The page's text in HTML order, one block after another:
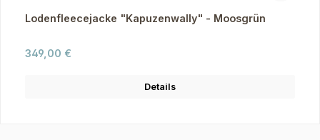
Lodenfleecejacke "Kapuzenwally" - Moosgrün
Regulärer Preis:
349,00 €
Details